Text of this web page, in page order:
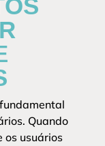
Quando
os usuários